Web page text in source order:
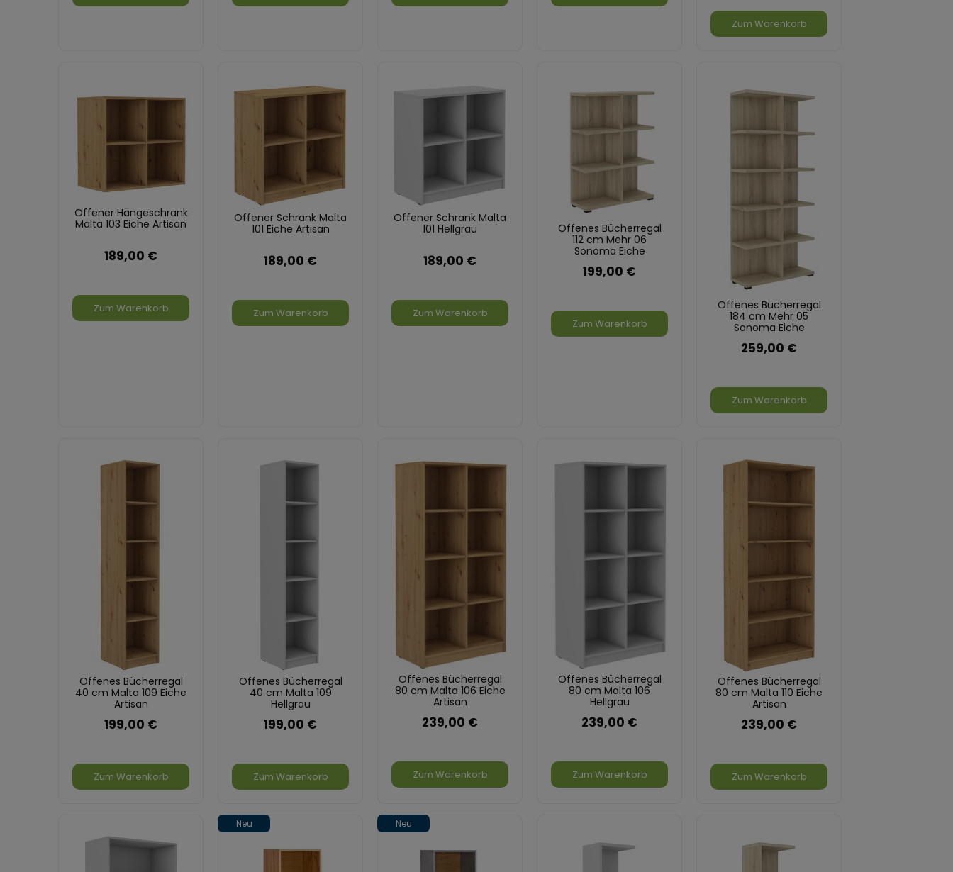
Zum Warenkorb
Offener Hängeschrank
Malta 103 Eiche Artisan
189,00 €
Zum Warenkorb
Offener Schrank Malta
101 Eiche Artisan
189,00 €
Zum Warenkorb
Offener Schrank Malta
101 Hellgrau
189,00 €
Zum Warenkorb
Offenes Bücherregal
112 cm Mehr 06
Sonoma Eiche
199,00 €
Zum Warenkorb
Offenes Bücherregal
184 cm Mehr 05
Sonoma Eiche
259,00 €
Zum Warenkorb
Offenes Bücherregal
40 cm Malta 109 Eiche
Artisan
199,00 €
Zum Warenkorb
Offenes Bücherregal
40 cm Malta 109
Hellgrau
199,00 €
Zum Warenkorb
Offenes Bücherregal
80 cm Malta 106 Eiche
Artisan
239,00 €
Zum Warenkorb
Offenes Bücherregal
80 cm Malta 106
Hellgrau
239,00 €
Zum Warenkorb
Offenes Bücherregal
80 cm Malta 110 Eiche
Artisan
239,00 €
Zum Warenkorb
Neu Neu